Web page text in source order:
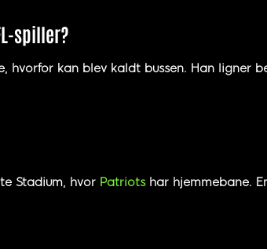
spiller?
hvorfor kan blev kaldt bussen. Han ligner
Stadium, hvor Patriotshar hjemmebane.